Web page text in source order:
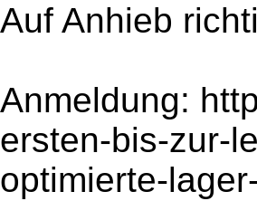
Auf Anhieb
Anmeldung:
ersten-bis-zur-
optimierte-